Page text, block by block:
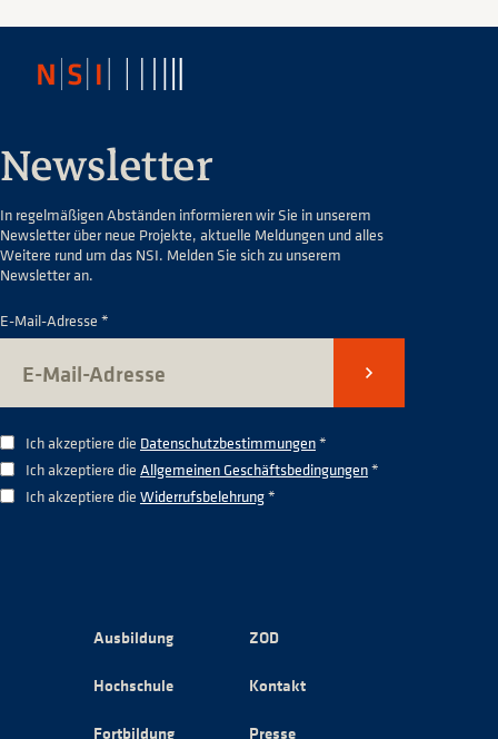
Newsletter
In regelmäßigen Abständen informieren wir Sie in unserem
Newsletter über neue Projekte, aktuelle Meldungen und alles
Weitere rund um das NSI. Melden Sie sich zu unserem
Newsletter an.
E-Mail-Adresse *
Senden
Ich akzeptiere die Datenschutzbestimmungen*
Ich akzeptiere die Allgemeinen Geschäftsbedingungen*
Ich akzeptiere die Widerrufsbelehrung*
Ausbildung
Hochschule
Fortbildung
ZOD
Kontakt
Presse